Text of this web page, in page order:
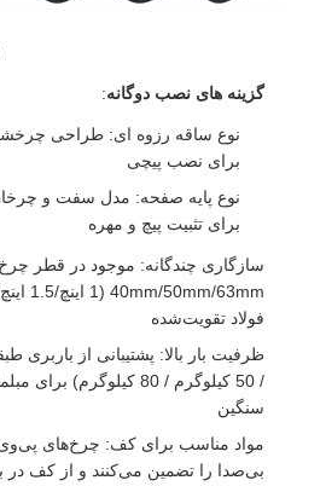
گزینه های نصب دوگانه:
نوع ساقه رزوه ای: طراحی
برای نصب پیچی
نوع پایه صفحه: مدل سفت و
برای تثبیت پیچ و مهره
سازگاری چندگانه: موجود در قطر
فولاد تقویت‌شده
/ 50 کیلوگرم / 80 کیلوگرم)
سنگین
مواد مناسب برای کف: چرخ‌های
بی‌صدا را تضمین می‌کنند و از کف در